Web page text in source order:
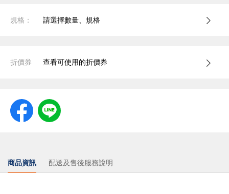
規格： 請選擇數量、規格
折價券 查看可使用的折價券
商品資訊 配送及售後服務說明